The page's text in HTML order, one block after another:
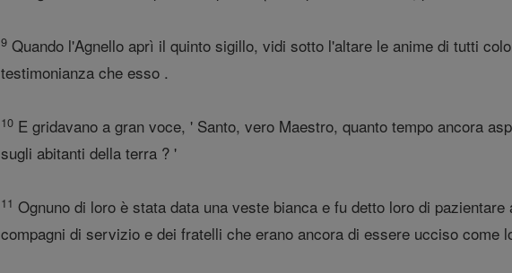
9 Quando l'Agnello aprì il quinto sigillo, vidi sotto l'altare le anime di tutti
testimonianza che esso .
10 E gridavano a gran voce, ' Santo, vero Maestro, quanto tempo ancora
sugli abitanti della terra ? '
11 Ognuno di loro è stata data una veste bianca e fu detto loro di
compagni di servizio e dei fratelli che erano ancora di essere ucciso come